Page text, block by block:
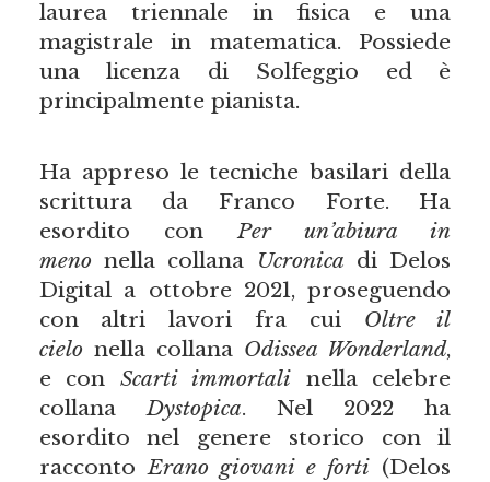
laurea triennale in fisica e una
magistrale in matematica. Possiede
una licenza di Solfeggio ed è
principalmente pianista.
Ha appreso le tecniche basilari della
scrittura da Franco Forte. Ha
esordito conPer un’abiura in
menonella collana Ucronica di Delos
Digital a ottobre 2021, proseguendo
con altri lavori fra cui Oltre il
cielonella collana Odissea Wonderland,
e conScarti immortalinella celebre
collanaDystopica. Nel 2022 ha
esordito nel genere storico con il
raccontoErano giovani e forti (Delos